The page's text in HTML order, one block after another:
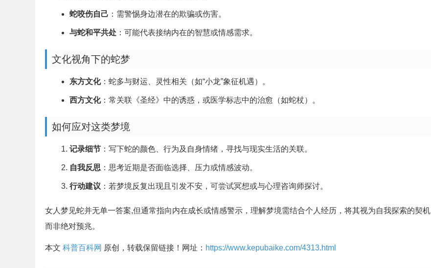
蛇咬伤自己 ：需警惕身边潜在的欺骗或伤害。
与蛇和平共处 ：可能代表接纳内在的智慧或情感需求。
文化视角下的蛇梦
东方文化：蛇多与财运、灵性相关（如“小龙”象征机遇）。
西方文化：常关联《圣经》中的诱惑，或医学标志中的治愈（如蛇杖）。
如何应对这类梦境
记录细节 ：写下蛇的颜色、行为及自身情绪，寻找与现实生活的关联。
自我反思 ：思考近期是否面临选择、压力或情感波动。
行动建议 ：若梦境反复出现且引发不安，可尝试冥想或与心理咨询师探讨。
女人梦见蛇并无单一答案,但通常指向内在成长或情感警示，理解梦境需结合个人经历，将其视为自我探索的契机
而非绝对预兆。
本文 科普百科网 原创，转载保留链接！网址： https://www.kepubaike.com/4313.html